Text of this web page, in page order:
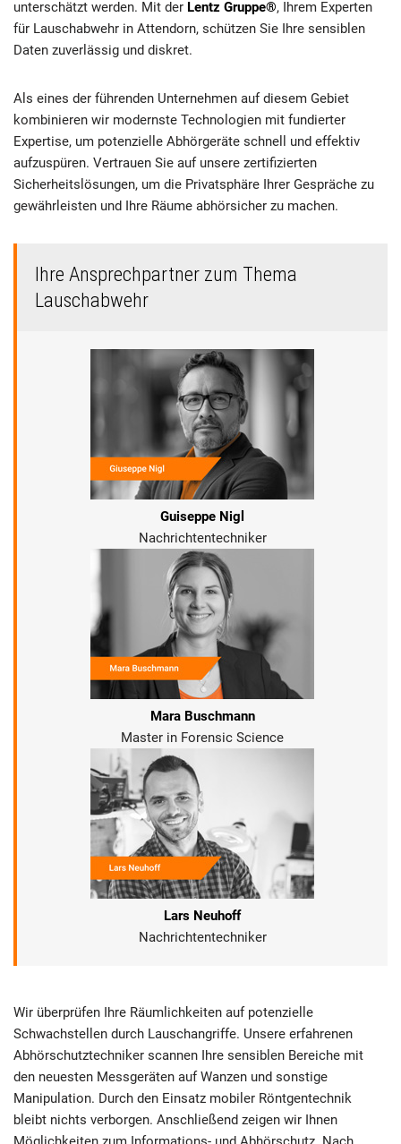
unterschätzt werden. Mit der Lentz Gruppe®, Ihrem Experten
für Lauschabwehr in Attendorn, schützen Sie Ihre sensiblen
Daten zuverlässig und diskret.
Als eines der führenden Unternehmen auf diesem Gebiet
kombinieren wir modernste Technologien mit fundierter
Expertise, um potenzielle Abhörgeräte schnell und effektiv
aufzuspüren. Vertrauen Sie auf unsere zertifizierten
Sicherheitslösungen, um die Privatsphäre Ihrer Gespräche zu
gewährleisten und Ihre Räume abhörsicher zu machen.
Ihre Ansprechpartner zum Thema
Lauschabwehr
Guiseppe Nigl
Nachrichtentechniker
Mara Buschmann
Master in Forensic Science
Lars Neuhoff
Nachrichtentechniker
Wir überprüfen Ihre Räumlichkeiten auf potenzielle
Schwachstellen durch Lauschangriffe. Unsere erfahrenen
Abhörschutztechniker scannen Ihre sensiblen Bereiche mit
den neuesten Messgeräten auf Wanzen und sonstige
Manipulation. Durch den Einsatz mobiler Röntgentechnik
bleibt nichts verborgen. Anschließend zeigen wir Ihnen